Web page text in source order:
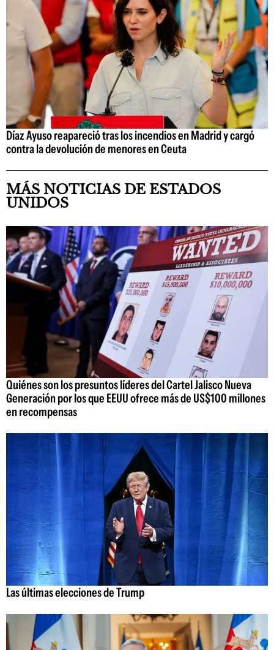
Díaz Ayuso reapareció tras los incendios en Madrid y cargó
contra la devolución de menores en Ceuta
MÁS NOTICIAS DE ESTADOS
UNIDOS
Quiénes son los presuntos líderes del Cartel Jalisco Nueva
Generación por los que EEUU ofrece más de US$100 millones
en recompensas
Las últimas elecciones de Trump